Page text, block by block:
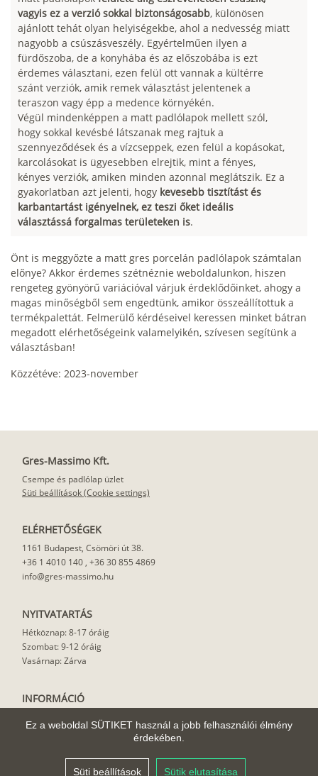
Ez a weboldal SÜTIKET használ a jobb felhasználói élmény
érdekében.
Süti beállítások Sütik elutasítása
vagyis ez a verzió sokkal biztonságosabb, különösen
ajánlott tehát olyan helyiségekbe, ahol a nedvesség miatt
nagyobb a csúszásveszély. Egyértelműen ilyen a
fürdőszoba, de a konyhába és az előszobába is ezt
érdemes választani, ezen felül ott vannak a kültérre
szánt verziók, amik remek választást jelentenek a
teraszon vagy épp a medence környékén.
Végül mindenképpen a matt padlólapok mellett szól,
hogy sokkal kevésbé látszanak meg rajtuk a
szennyeződések és a vízcseppek, ezen felül a kopásokat,
karcolásokat is ügyesebben elrejtik, mint a fényes,
kényes verziók, amiken minden azonnal meglátszik. Ez a
gyakorlatban azt jelenti, hogy kevesebb tisztítást és
karbantartást igényelnek, ez teszi őket ideális
választássá forgalmas területeken is.
Önt is meggyőzte a matt gres porcelán padlólapok számtalan
előnye? Akkor érdemes szétnéznie weboldalunkon, hiszen
rengeteg gyönyörű variációval várjuk érdeklődőinket, ahogy a
magas minőségből sem engedtünk, amikor összeállítottuk a
termékpalettát. Felmerülő kérdéseivel keressen minket bátran
megadott elérhetőségeink valamelyikén, szívesen segítünk a
választásban!
Közzétéve: 2023-november
Gres-Massimo Kft.
Csempe és padlólap üzlet
Süti beállítások (Cookie settings)
ELÉRHETŐSÉGEK
1161 Budapest, Csömöri út 38.
+36 1 4010 140 , +36 30 855 4869
info@gres-massimo.hu
NYITVATARTÁS
Hétköznap: 8-17 óráig
Szombat: 9-12 óráig
Vasárnap: Zárva
INFORMÁCIÓ
Felhasználási javaslat